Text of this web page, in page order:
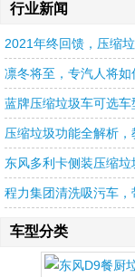
行业新闻
2021年终回馈，压缩
凛冬将至，专汽人将如
蓝牌压缩垃圾车可选车
压缩垃圾功能全解析
东风多利卡侧装压缩垃
程力集团清洗吸污车
车型分类